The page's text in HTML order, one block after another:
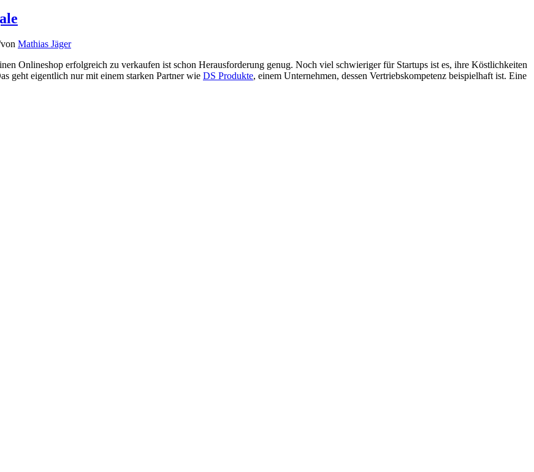
von Mathias Jäger
Onlineshop erfolgreich zu verkaufen ist schon Herausforderung genug. Noch viel schwieriger für Startups ist es, ihre Köstlichkeiten
geht eigentlich nur mit einem starken Partner wie DS Produkte, einem Unternehmen, dessen Vertriebskompetenz beispielhaft ist. Eine